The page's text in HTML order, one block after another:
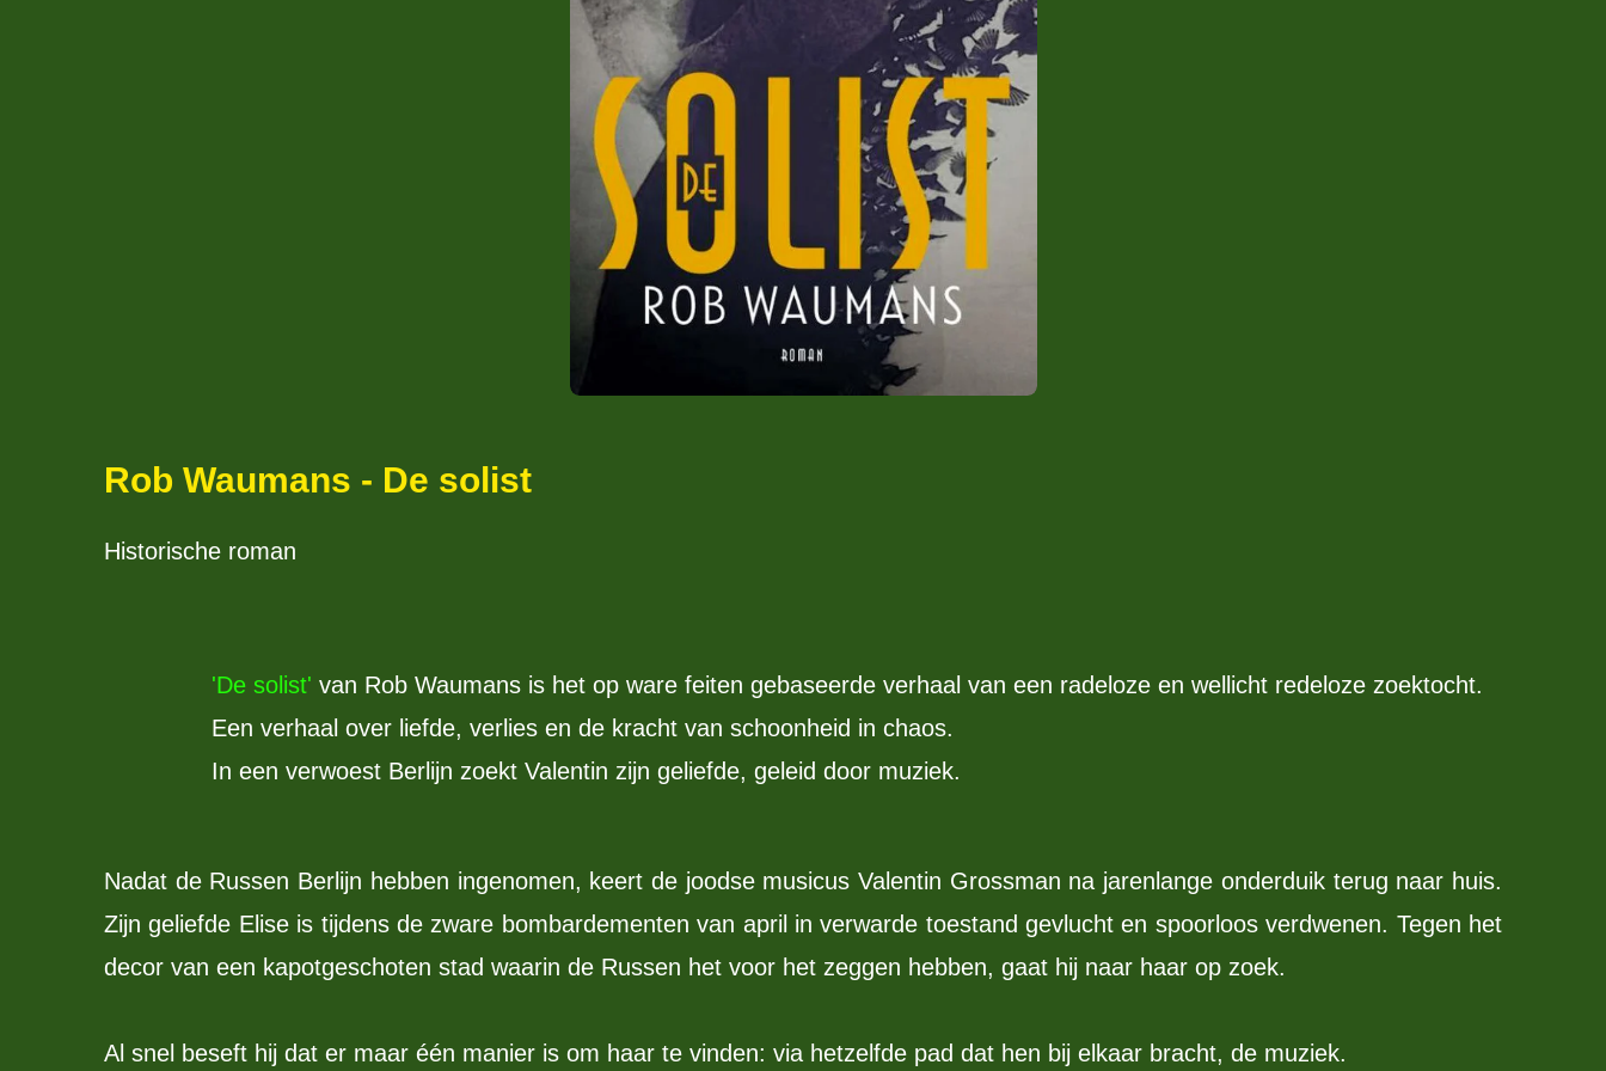
Rob Waumans - De solist
Historische roman
'De solist' van Rob Waumans is het op ware feiten gebaseerde verhaal van een radeloze en wellicht redeloze zoektocht.
Een verhaal over liefde, verlies en de kracht van schoonheid in chaos.
In een verwoest Berlijn zoekt Valentin zijn geliefde, geleid door muziek.
Nadat de Russen Berlijn hebben ingenomen, keert de joodse musicus Valentin Grossman na jarenlange onderduik terug naar huis.
Zijn geliefde Elise is tijdens de zware bombardementen van april in verwarde toestand gevlucht en spoorloos verdwenen. Tegen het
decor van een kapotgeschoten stad waarin de Russen het voor het zeggen hebben, gaat hij naar haar op zoek.
Al snel beseft hij dat er maar één manier is om haar te vinden: via hetzelfde pad dat hen bij elkaar bracht, de muziek.